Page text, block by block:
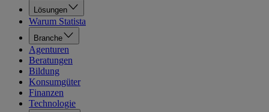
Lösungen
Warum Statista
Branche
Agenturen
Beratungen
Bildung
Konsumgüter
Finanzen
Technologie